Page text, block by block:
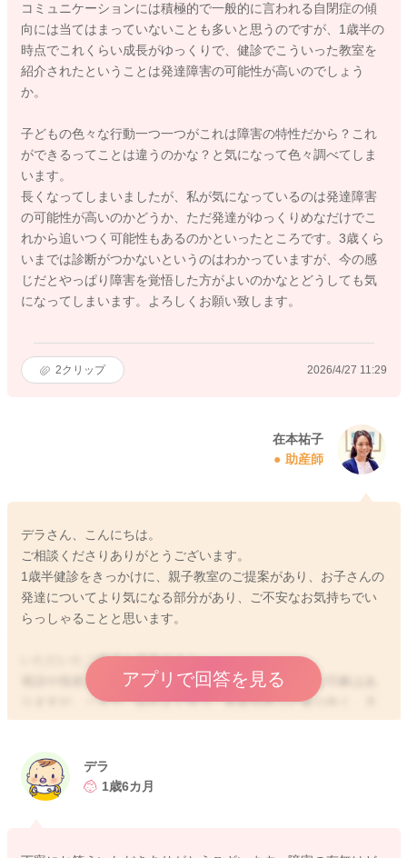
コミュニケーションには積極的で一般的に言われる自閉症の傾
向には当てはまっていないことも多いと思うのですが、1歳半の
時点でこれくらい成長がゆっくりで、健診でこういった教室を
紹介されたということは発達障害の可能性が高いのでしょう
か。
子どもの色々な行動一つ一つがこれは障害の特性だから？これ
ができるってことは違うのかな？と気になって色々調べてしま
います。
長くなってしまいましたが、私が気になっているのは発達障害
の可能性が高いのかどうか、ただ発達がゆっくりめなだけでこ
れから追いつく可能性もあるのかといったところです。3歳くら
いまでは診断がつかないというのはわかっていますが、今の感
じだとやっぱり障害を覚悟した方がよいのかなとどうしても気
になってしまいます。よろしくお願い致します。
2クリップ 2026/4/27 11:29
在本祐子
助産師
デラさん、こんにちは。
ご相談くださりありがとうございます。
1歳半健診をきっかけに、親子教室のご提案があり、お子さんの
発達についてより気になる部分があり、ご不安なお気持ちでい
らっしゃることと思います。
いただいたご様子を拝見すると、
発語や指差しなど言葉に関わる発達はややゆっくりな印象はあ
りますが、一方で、目がよく合う、名前を呼ぶと振り向く、大
人と一緒に遊ぶことを楽しめている、人真似ができる、人への
るように感じました。
アプリで回答を見る
デラ
1歳6カ月